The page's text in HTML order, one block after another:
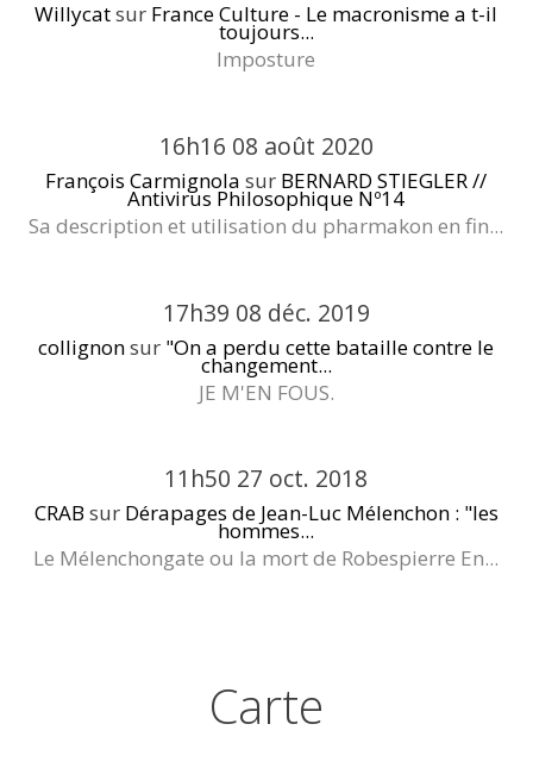
Willycatsur France Culture - Le macronisme a t-il
toujours...
Imposture
16h16 08 août 2020
François Carmignola sur BERNARD STIEGLER //
Antivirus Philosophique Nº14
Sa description et utilisation du pharmakon en fin...
17h39 08 déc. 2019
collignonsur "On a perdu cette bataille contre le
changement...
JE M'EN FOUS.
11h50 27 oct. 2018
CRAB sur Dérapages de Jean-Luc Mélenchon : "les
hommes...
Le Mélenchongate ou la mort de Robespierre En...
Carte